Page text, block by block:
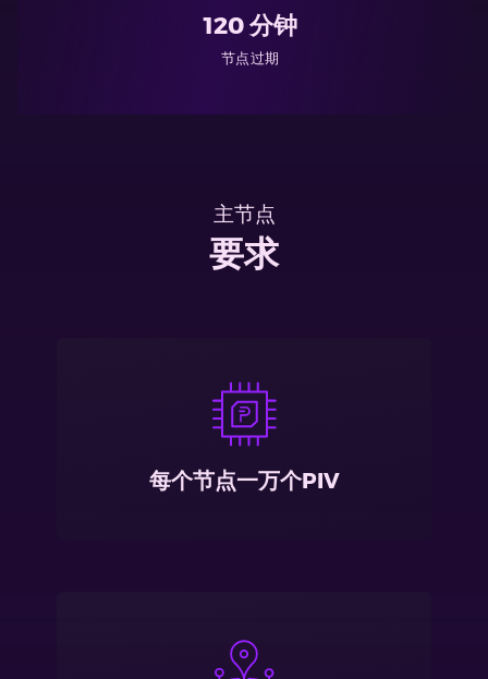
120 分钟
节点过期
主节点
要求
每个节点一万个PIV